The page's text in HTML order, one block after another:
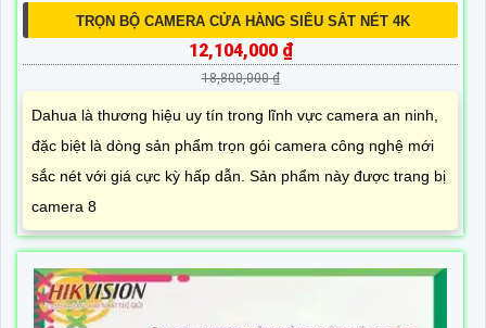
TRỌN BỘ CAMERA CỬA HÀNG SIÊU SẮT NÉT 4K
12,104,000 ₫
18,800,000 ₫
Dahua là thương hiệu uy tín trong lĩnh vực camera an ninh,
đặc biệt là dòng sản phẩm trọn gói camera công nghệ mới
sắc nét với giá cực kỳ hấp dẫn. Sản phẩm này được trang bị
camera 8